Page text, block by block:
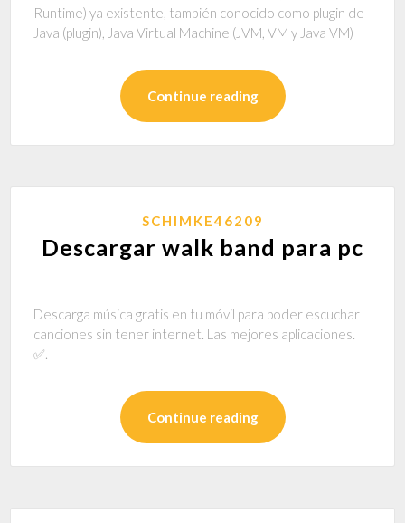
Runtime) ya existente, también conocido como plugin de
Java (plugin), Java Virtual Machine (JVM, VM y Java VM)
Continue reading
SCHIMKE46209
Descargar walk band para pc
Descarga música gratis en tu móvil para poder escuchar
canciones sin tener internet. Las mejores aplicaciones.
✅.
Continue reading